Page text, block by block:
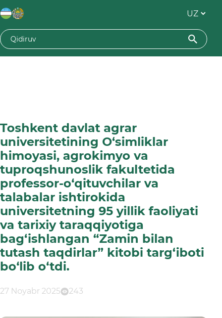
Toshkent davlat agrar
universitetining O‘simliklar
himoyasi, agrokimyo va
tuproqshunoslik fakultetida
professor-o‘qituvchilar va
talabalar ishtirokida
universitetning 95 yillik faoliyati
va tarixiy taraqqiyotiga
bag‘ishlangan “Zamin bilan
tutash taqdirlar” kitobi targ‘iboti
bo‘lib o‘tdi.
27 Noyabr 2025 243